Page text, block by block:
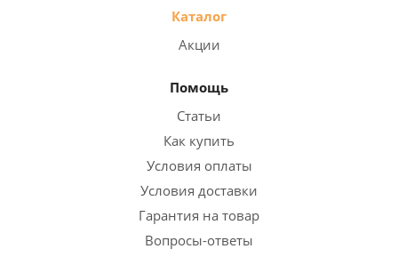
Каталог
Акции
Помощь
Статьи
Как купить
Условия оплаты
Условия доставки
Гарантия на товар
Вопросы-ответы